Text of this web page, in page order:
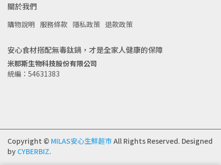
關於我們
購物說明 服務條款 隱私政策 退款政策
安心食材搭配無毒鈦鍋，才是全家人健康的保障
米那斯生物科技股份有限公司
統編：54631383
Copyright © MILAS安心生鮮超市 All Rights Reserved. Designed
by CYBERBIZ.